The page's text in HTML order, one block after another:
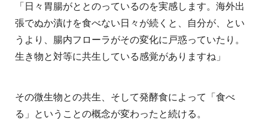
「日々胃腸がととのっているのを実感します。海外出
張でぬか漬けを食べない日々が続くと、自分が、とい
うより、腸内フローラがその変化に戸惑っていたり。
生き物と対等に共生している感覚がありますね」
その微生物との共生、そして発酵食によって「食べ
る」ということの概念が変わったと続ける。